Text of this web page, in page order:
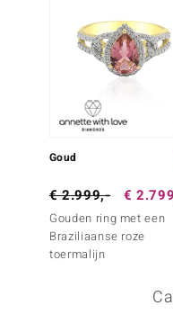
Goud
€ 2.999,- €
Gouden ring met een
Braziliaanse roze
toermalijn